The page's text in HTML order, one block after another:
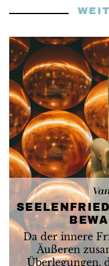
Da der innere
Äußeren
Überlegungen,